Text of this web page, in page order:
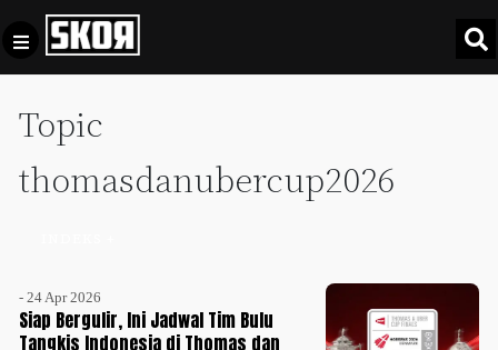
Topic
thomasdanubercup2026
- 24 Apr 2026
Siap Bergulir, Ini Jadwal Tim Bulu
Tangkis Indonesia di Thomas dan
Football
Update
Timnas
Privacy
Disclaimer